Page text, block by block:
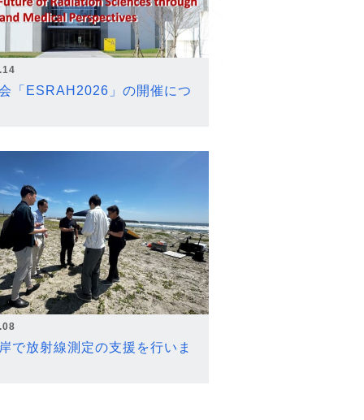
「ESRAH2026」の開催につ
で放射線測定の支援を行いま